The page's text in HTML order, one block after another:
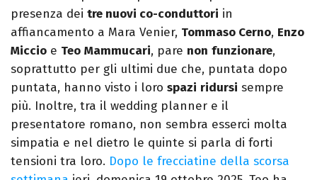
presenza dei tre nuovi co-conduttori in
affiancamento a Mara Venier, Tommaso Cerno, Enzo
Miccio e Teo Mammucari, pare non funzionare,
soprattutto per gli ultimi due che, puntata dopo
puntata, hanno visto i loro spazi ridursi sempre
più. Inoltre, tra il wedding planner e il
presentatore romano, non sembra esserci molta
simpatia e nel dietro le quinte si parla di forti
tensioni tra loro. Dopo le frecciatine della scorsa